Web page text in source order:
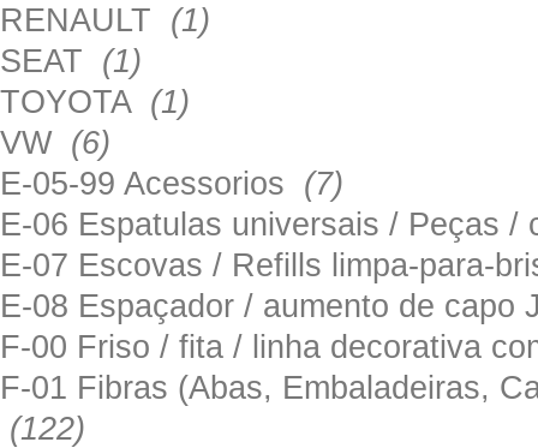
RENAULT (1)
SEAT (1)
TOYOTA (1)
VW (6)
E-05-99 Acessorios (7)
E-06 Espatulas universais / Peças
E-07 Escovas / Refills limpa-para-
E-08 Espaçador / aumento de
F-00 Friso / fita / linha decorativa
F-01 Fibras (Abas, Embaladeiras,
(122)